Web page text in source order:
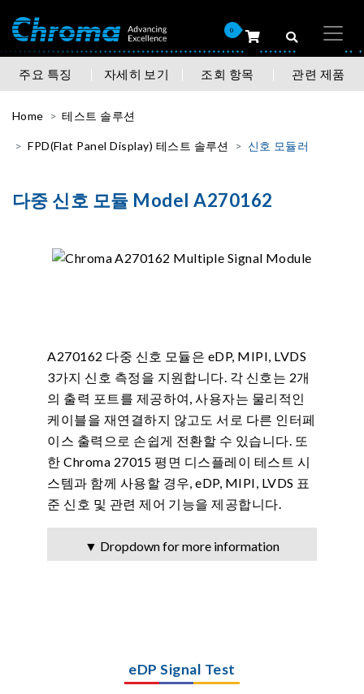
0
주요 특징 자세히 보기 조회 항목 관련 제품
Home 테스트 솔루션
FPD(Flat Panel Display) 테스트 솔루션 신호 모듈러
다중 신호 모듈 Model A270162
A270162 다중 신호 모듈은 eDP, MIPI, LVDS
3가지 신호 측정을 지원합니다. 각 신호는 2개
의 출력 포트를 제공하여, 사용자는 물리적인
케이블을 재연결하지 않고도 서로 다른 인터페
이스 출력으로 손쉽게 전환할 수 있습니다. 또
한 Chroma 27015 평면 디스플레이 테스트 시
스템과 함께 사용할 경우, eDP, MIPI, LVDS 표
준 신호 및 관련 제어 기능을 제공합니다.
▼ Dropdown for more information
eDP Signal Test